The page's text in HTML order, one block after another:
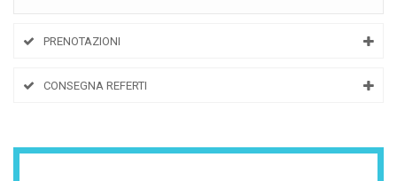
PRENOTAZIONI
CONSEGNA REFERTI